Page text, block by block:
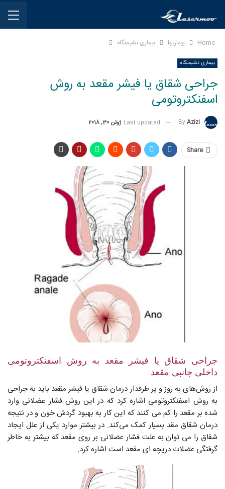
Home بیماریها بیماری نشیمنگاه
بیماری نشیمنگاه
جراحی شقاق یا فیشر مقعد به روش
اسفنکتروتومی
ByAzizi
Last updated ژوئن 30, 2018
Share
جراحی شقاق یا فیشر مقعد به روش اسفنکتروتومی
داخلی جانبی مقعد
از روش‌های به روز و پر طرفدار درمان شقاق یا فیشر مقعد باید به جراحی
به روش اسفنکتروتومی اشاره کرد که در این روش فشار عضلانی وارد
شده بر مقعد را کم می کنند که این کار به بهبود گردش خون و در نتیجه
درمان شقاق مقد بسیار کمک می‌کند. در بیشتر موارد یکی از علل ایجاد
شقاق را می توان به علت فشار عضلانی بر روی مقعد که بیشتر به خاطر
گرفتگی عضلات دریچه ای مقعد است اشاره کرد.